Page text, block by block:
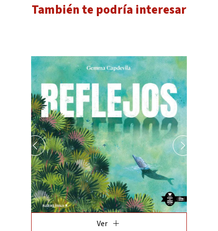
También te podría interesar
Ver add